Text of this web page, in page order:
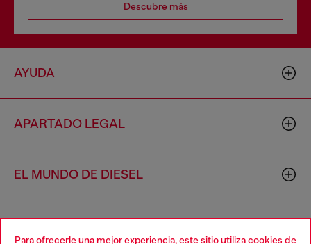
Para ofrecerle una mejor experiencia, este sitio utiliza cookies de
Descubre más
AYUDA
APARTADO LEGAL
EL MUNDO DE DIESEL